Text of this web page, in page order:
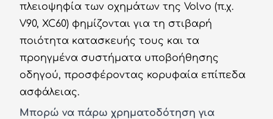
πλειοψηφία των οχημάτων της Volvo (π.χ.
V90, XC60) φημίζονται για τη στιβαρή
ποιότητα κατασκευής τους και τα
προηγμένα συστήματα υποβοήθησης
οδηγού, προσφέροντας κορυφαία επίπεδα
ασφάλειας.
Μπορώ να πάρω χρηματοδότηση για